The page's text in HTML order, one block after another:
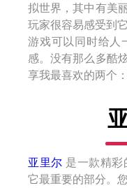
拟世界，其中有美
玩家很容易感受到
游戏可以同时给人
感。没有那么多酷
享我最喜欢的两个
亚里尔 是一款精
它最重要的部分。